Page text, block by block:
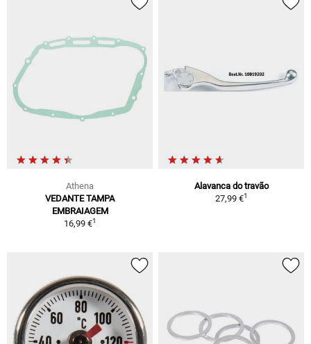
Athena
VEDANTE TAMPA
EMBRAIAGEM
16,99 €1
Alavanca do travão
27,99 €1